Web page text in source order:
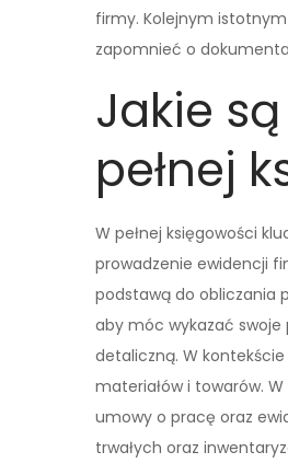
firmy. Kolejnym
zapomnieć o
Jakie
pełnej
W pełnej księgowości
prowadzenie ewidencji
podstawą do obliczania
aby móc wykazać swoje
detaliczną. W
materiałów i towarów.
umowy o pracę oraz
trwałych oraz